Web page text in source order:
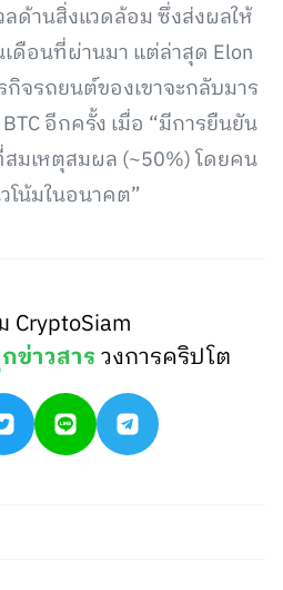
ลด้านสิ่งแวดล้อม ซึ่งส่งผลให้
ดือนที่ผ่านมา แต่ล่าสุด Elon
กิจรถยนต์ของเขาจะกลับมาร
อีกครั้ง เมื่อ “มีการยืนยัน
มเหตุสมผล (~50%) โดยคน
โน้มในอนาคต”
CryptoSiam
ข่าวสารวงการคริปโต